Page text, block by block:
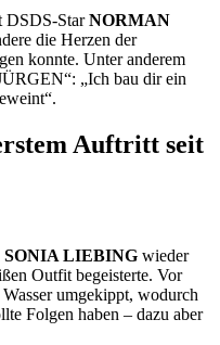
DSDS-StarNORMAN
die Herzen der
konnte. Unter anderem
„Ich bau dir ein
Auftritt seit
SONIA LIEBING wieder
Outfit begeisterte. Vor
umgekippt, wodurch
Folgen haben – dazu aber